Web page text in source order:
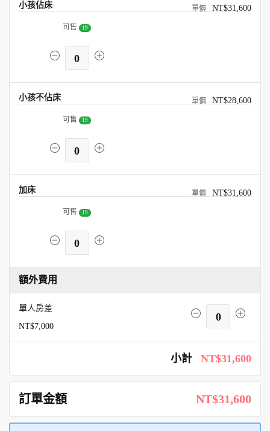
小孩佔床 NT$31,600
可售 19
0
小孩不佔床 NT$28,600
可售 19
0
加床 NT$31,600
可售 19
0
額外費用
單人房差
NT$7,000
0
小計 NT$31,600
訂單金額 NT$31,600